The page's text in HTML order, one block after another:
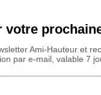
votre
Ami-Hauteur et
par e-mail, valable 7